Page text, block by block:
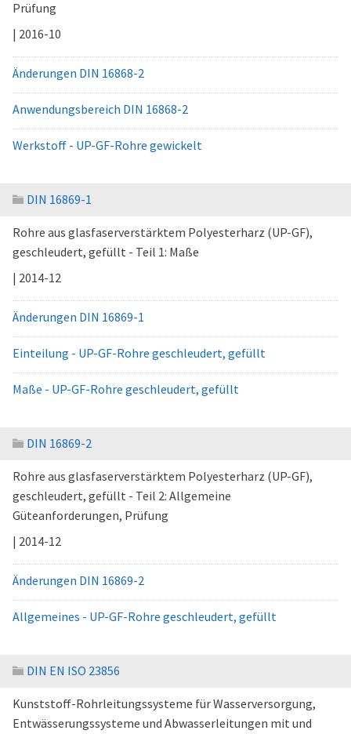
Prüfung
| 2016-10
Änderungen DIN 16868-2
Anwendungsbereich DIN 16868-2
Werkstoff - UP-GF-Rohre gewickelt
DIN 16869-1
Rohre aus glasfaserverstärktem Polyesterharz (UP-GF),
geschleudert, gefüllt - Teil 1: Maße
| 2014-12
Änderungen DIN 16869-1
Einteilung - UP-GF-Rohre geschleudert, gefüllt
Maße - UP-GF-Rohre geschleudert, gefüllt
DIN 16869-2
Rohre aus glasfaserverstärktem Polyesterharz (UP-GF),
geschleudert, gefüllt - Teil 2: Allgemeine
Güteanforderungen, Prüfung
| 2014-12
Änderungen DIN 16869-2
Allgemeines - UP-GF-Rohre geschleudert, gefüllt
DIN EN ISO 23856
Kunststoff-Rohrleitungssysteme für Wasserversorgung,
Entwässerungssysteme und Abwasserleitungen mit und